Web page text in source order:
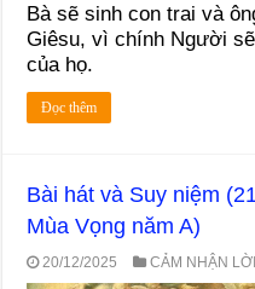
Bà sẽ sinh con trai và
Giêsu, vì chính Người
của họ.
Đọc thêm
Bài hát và Suy niệm
Mùa Vọng năm A)
20/12/2025 CẢM NHẬN